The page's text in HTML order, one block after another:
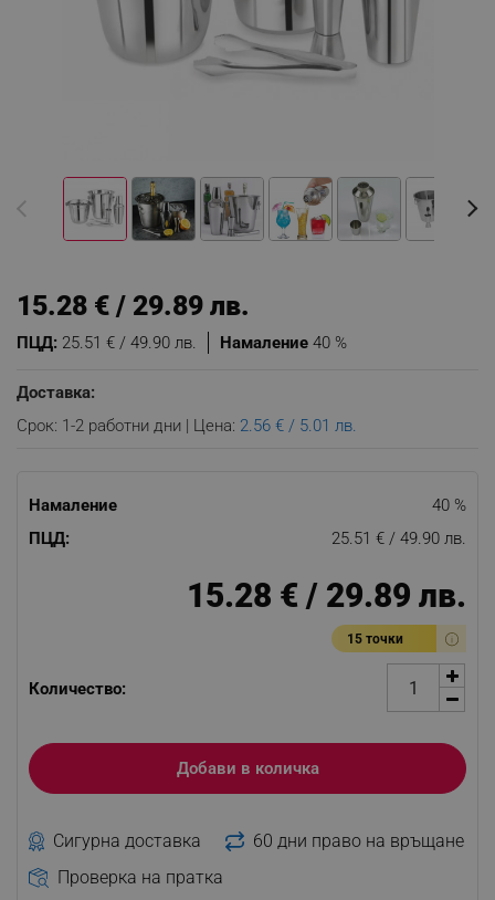
Намаление 40 %
ПЦД: 25.51 € / 49.90 лв.
15.28 € / 29.89 лв.
Доставка:
Срок: 1-2 работни дни | Цена: 2.56 € / 5.01 лв.
Намаление
40 %
ПЦД:
25.51 € / 49.90 лв.
15.28 € / 29.89 лв.
15 точки
Количество:
Добави в количка
Сигурна доставка
60 дни право на връщане
Проверка на пратка